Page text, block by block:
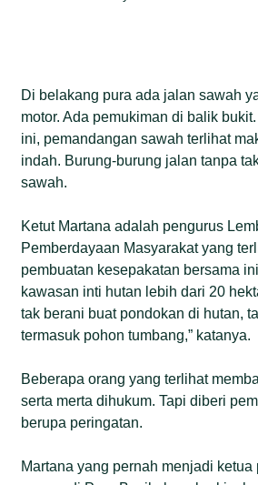
Di belakang pura ada jalan sawah
motor. Ada pemukiman di balik
ini, pemandangan sawah terlihat
indah. Burung-burung jalan tanpa
sawah.
Ketut Martana adalah pengurus
Pemberdayaan Masyarakat yang
pembuatan kesepakatan bersama
kawasan inti hutan lebih dari 20
tak berani buat pondokan di hutan,
termasuk pohon tumbang,” katanya.
Beberapa orang yang terlihat
serta merta dihukum. Tapi diberi
berupa peringatan.
Martana yang pernah menjadi ketua